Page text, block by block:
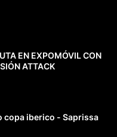
EN EXPOMÓVIL CON
ATTACK
copa iberico - Saprissa